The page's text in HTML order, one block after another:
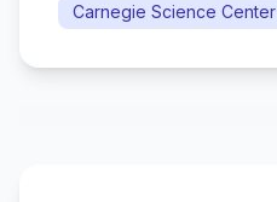
Carnegie Science Center